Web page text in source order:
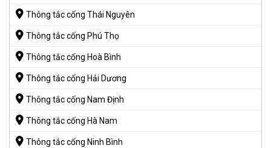
Thông tắc cống Thái Nguyên
Thông tắc cống Phú Thọ
Thông tắc cống Hoà Bình
Thông tắc cống Hải Dương
Thông tắc cống Nam Định
Thông tắc cống Hà Nam
Thông tắc cống Ninh Bình